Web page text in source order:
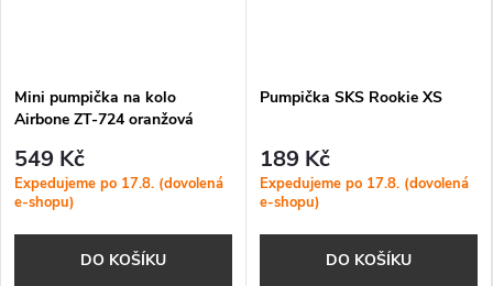
Mini pumpička na kolo
Airbone ZT-724 oranžová
549 Kč
Expedujeme po 17.8. (dovolená
e-shopu)
DO KOŠÍKU
Pumpička SKS Rookie XS
189 Kč
Expedujeme po 17.8. (dovolená
e-shopu)
DO KOŠÍKU